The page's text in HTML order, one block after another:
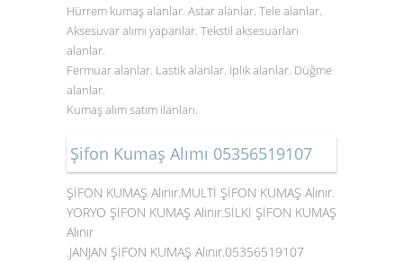
Hürrem kumaş alanlar. Astar alanlar. Tele alanlar.
Aksesuvar alımı yapanlar. Tekstil aksesuarları
alanlar.
Fermuar alanlar. Lastik alanlar. İplik alanlar. Düğme
alanlar.
Kumaş alım satım ilanları.
Şifon Kumaş Alımı 05356519107
ŞİFON KUMAŞ Alınır.MULTİ ŞİFON KUMAŞ Alınır.
YORYO ŞİFON KUMAŞ Alınır.SİLKİ ŞİFON KUMAŞ
Alınır
.JANJAN ŞİFON KUMAŞ Alınır.05356519107